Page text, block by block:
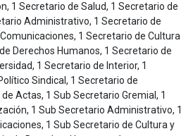
1 Secretario de Salud, 1 Secretario de
Administrativo, 1 Secretario de
1 Secretario de Cultura
Derechos Humanos, 1 Secretario de
1 Secretario de Interior, 1
Sindical, 1 Secretario de
Actas, 1 Sub Secretario Gremial, 1
1 Sub Secretario Administrativo, 1
1 Sub Secretario de Cultura y